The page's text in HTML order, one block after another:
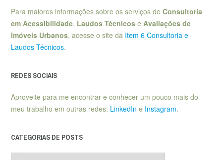
Para maiores informações sobre os serviços de Consultoria
em Acessibilidade, Laudos Técnicos e Avaliações de
Imóveis Urbanos, acesse o site da Item 6 Consultoria e
Laudos Técnicos.
REDES SOCIAIS
Aproveite para me encontrar e conhecer um pouco mais do
meu trabalho em outras redes: LinkedIn e Instagram.
CATEGORIAS DE POSTS